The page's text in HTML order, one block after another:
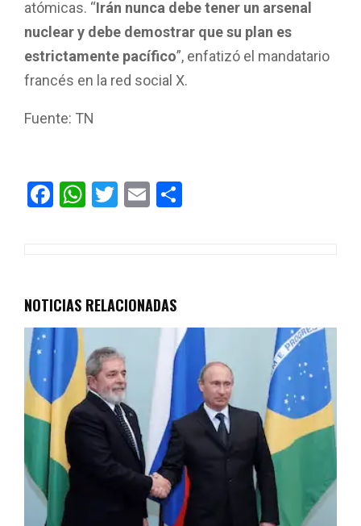
atómicas. “Irán nunca debe tener un arsenal
nuclear y debe demostrar que su plan es
estrictamente pacífico”, enfatizó el mandatario
francés en la red social X.
Fuente: TN
F
o
o
k
W
A
p
p
T
E
tir
NOTICIAS RELACIONADAS